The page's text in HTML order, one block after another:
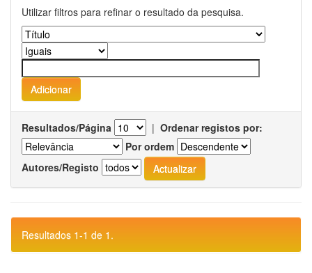
Utilizar filtros para refinar o resultado da pesquisa.
Resultados/Página | Ordenar registos por:
Por ordem
Autores/Registo
Resultados 1-1 de 1.